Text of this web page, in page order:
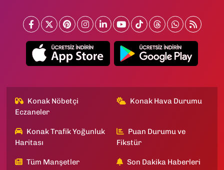
Konak Nöbetçi
Eczaneler
Konak Hava Durumu
Konak Trafik Yoğunluk
Haritası
Puan Durumu ve
Fikstür
Tüm Manşetler Son Dakika Haberleri